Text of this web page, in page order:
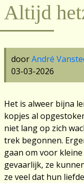
Altijd
doorAndré
03-03-2026
Het is alweer bijna
kopjes al
niet lang op zich
trek begonnen.
gaan om voor
gevaarlijk, ze
ze veel dat hun